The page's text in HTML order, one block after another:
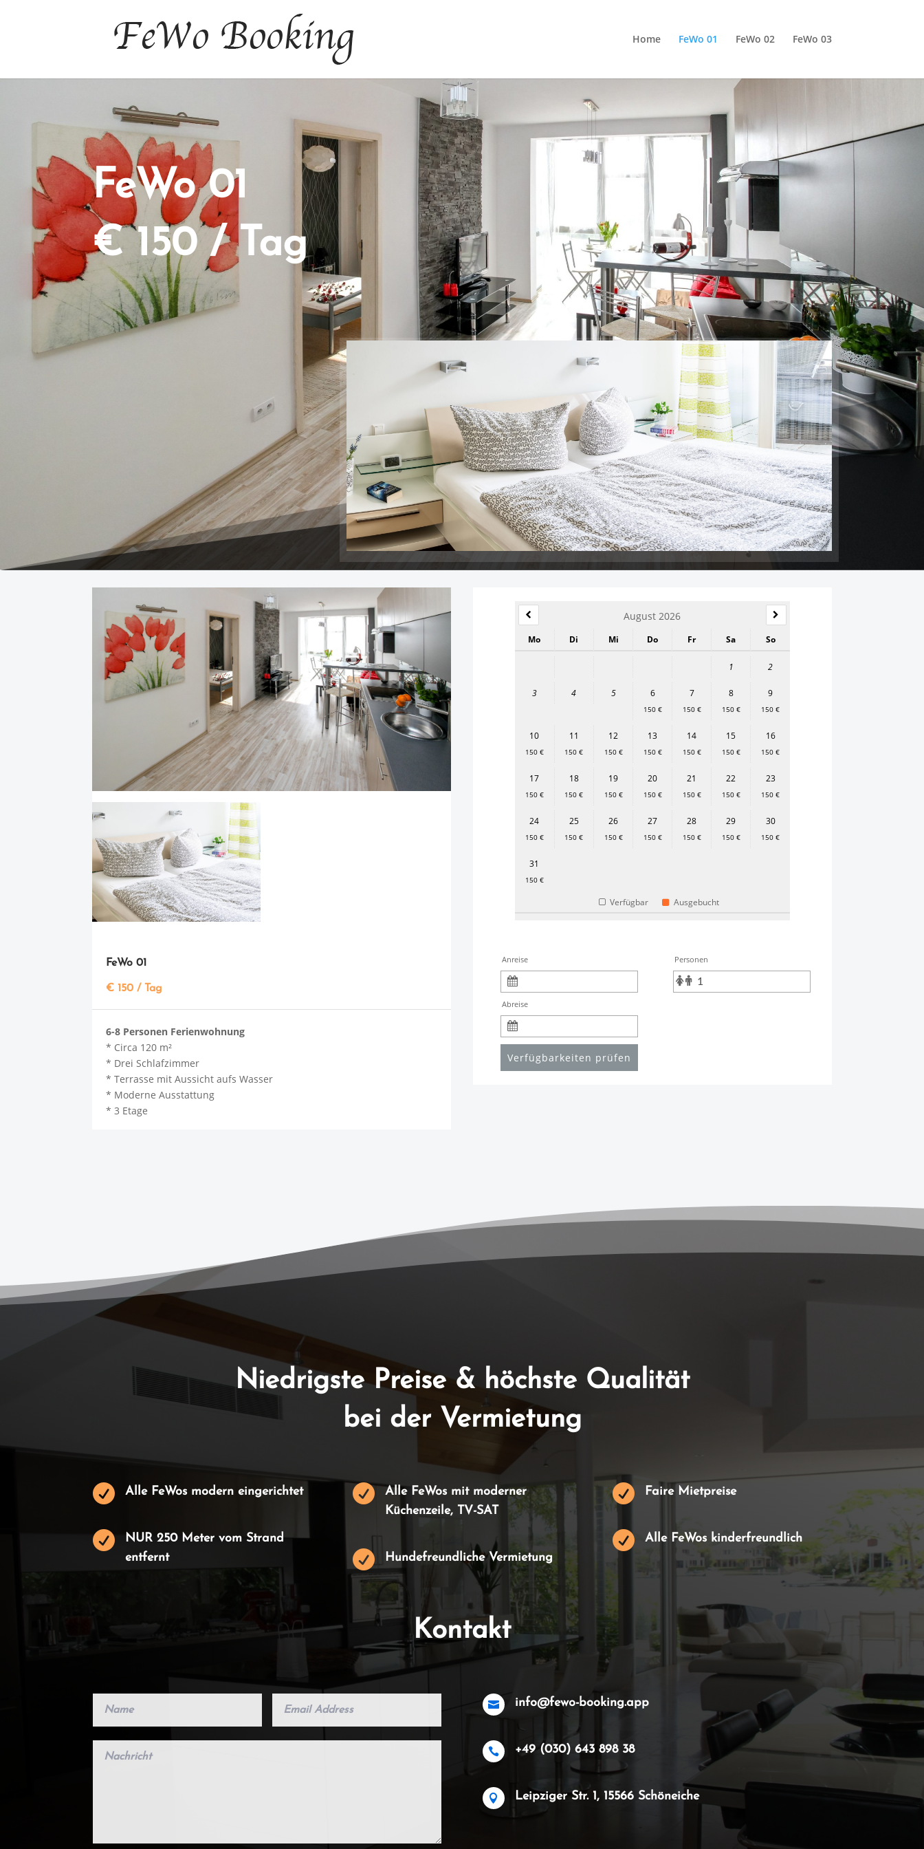
Home FeWo 01 FeWo 02 FeWo 03
FeWo 01
€ 150 / Tag
FeWo 01
€ 150 / Tag
6-8 Personen Ferienwohnung
* Circa 120 m²
* Drei Schlafzimmer
* Terrasse mit Aussicht aufs Wasser
* Moderne Ausstattung
* 3 Etage
August 2026
Mo Di Mi Do Fr Sa So
1 2
3 4 5 6
150 €
7
150 €
8
150 €
9
150 €
10
150 €
11
150 €
12
150 €
13
150 €
14
150 €
15
150 €
16
150 €
17
150 €
18
150 €
19
150 €
20
150 €
21
150 €
22
150 €
23
150 €
24
150 €
25
150 €
26
150 €
27
150 €
28
150 €
29
150 €
30
150 €
31
150 €
Verfügbar Ausgebucht
Anreise
Abreise
Personen
Verfügbarkeiten prüfen
Niedrigste Preise & höchste Qualität
bei der Vermietung
 Alle FeWos modern eingerichtet

NUR 250 Meter vom Strand
entfernt

Alle FeWos mit moderner
Küchenzeile, TV-SAT
 Hundefreundliche Vermietung
 Faire Mietpreise
 Alle FeWos kinderfreundlich
Kontakt
 info@fewo-booking.app
 +49 (030) 643 898 38
 Leipziger Str. 1, 15566 Schöneiche